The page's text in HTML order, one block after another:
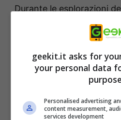
Durante le esplorazioni
ragazze si troveranno
, come
vette altissime da
all’apparenza sono
protagoniste potranno
solo facendo ricorso a
caratteristicheBug Skills.
geekit.it asks for
your personal data
Personalised advertising
content measurement,
services development